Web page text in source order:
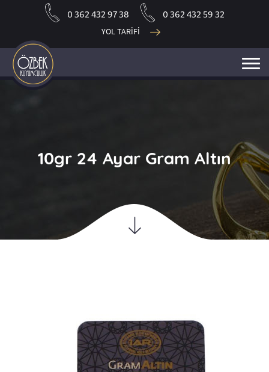
0 362 432 97 38
0 362 432 59 32
YOL TARİFİ
10gr 24 Ayar Gram Altın